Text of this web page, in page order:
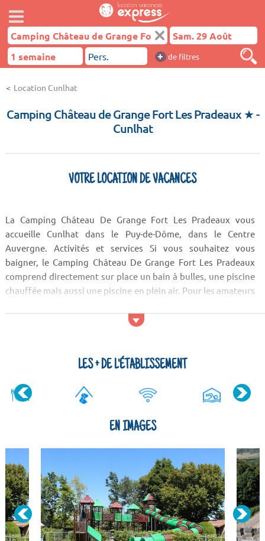
+ de filtres
Location Cunlhat
Camping Château de Grange Fort Les Pradeaux ★-
Cunlhat
VOTRE LOCATION DE VACANCES
La Camping Château De Grange Fort Les Pradeaux vous
accueille Cunlhat dans le Puy-de-Dôme, dans le Centre
Auvergne. Activités et services Si vous souhaitez vous
baigner, le Camping Château De Grange Fort Les Pradeaux
comprend directement sur place un bain à bulles, une piscine
chauffée mais aussi une piscine en plein air. Pour les amateurs
LES + DE L'ÉTABLISSEMENT
EN IMAGES